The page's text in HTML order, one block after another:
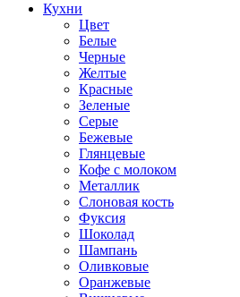
Кухни
Цвет
Белые
Черные
Желтые
Красные
Зеленые
Серые
Бежевые
Глянцевые
Кофе с молоком
Металлик
Слоновая кость
Фуксия
Шоколад
Шампань
Оливковые
Оранжевые